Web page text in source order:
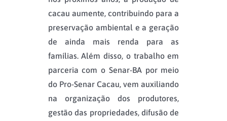
cacau aumente, contribuindo para a
preservação ambiental e a geração
de ainda mais renda para as
famílias. Além disso, o trabalho em
parceria com o Senar-BA por meio
do Pro-Senar Cacau, vem auxiliando
na organização dos produtores,
gestão das propriedades, difusão de